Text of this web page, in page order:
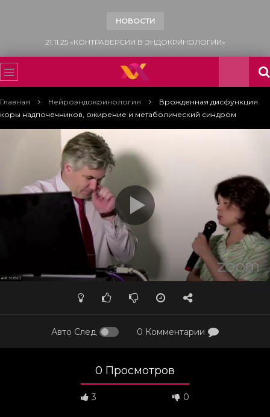
НОВОСТИ
15.11.25 «ВСЕМИРНЫЙ ДЕНЬ БОРЬБЫ С САХАРНЫМ ДИАБЕТОМ»
Главная Нейроэндокринология
Врожденная дисфункция
коры надпочечников, ожирение и метаболический синдром
Авто След 0 Комментарии
0 Просмотров
3 0